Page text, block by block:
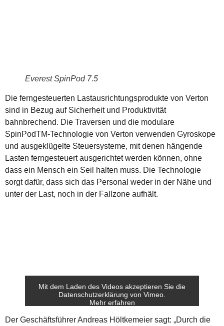
Everest SpinPod 7.5
Die ferngesteuerten Lastausrichtungsprodukte von Verton
sind in Bezug auf Sicherheit und Produktivität
bahnbrechend. Die Traversen und die modulare
SpinPodTM-Technologie von Verton verwenden Gyroskope
und ausgeklügelte Steuersysteme, mit denen hängende
Lasten ferngesteuert ausgerichtet werden können, ohne
dass ein Mensch ein Seil halten muss. Die Technologie
sorgt dafür, dass sich das Personal weder in der Nähe und
unter der Last, noch in der Fallzone aufhält.
Mit dem Laden des Videos akzeptieren Sie die
Datenschutzerklärung von Vimeo.
Mehr erfahren
Video laden
Der Geschäftsführer Andreas Höltkemeier sagt: „Durch die